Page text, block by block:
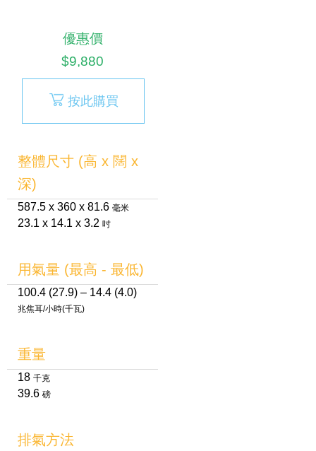
優惠價
$9,880
按此購買
整體尺寸 (高 x 闊 x
深)
587.5 x 360 x 81.6 毫米
23.1 x 14.1 x 3.2 吋
用氣量 (最高 - 最低)
100.4 (27.9) – 14.4 (4.0)
兆焦耳/小時(千瓦)
重量
18 千克
39.6 磅
排氣方法